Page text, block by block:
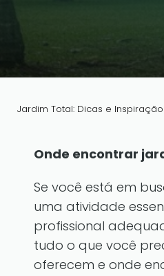
Jardim Total: Dicas e
Onde encontrar
Se você está em
uma atividade
profissional
tudo o que você
oferecem e onde